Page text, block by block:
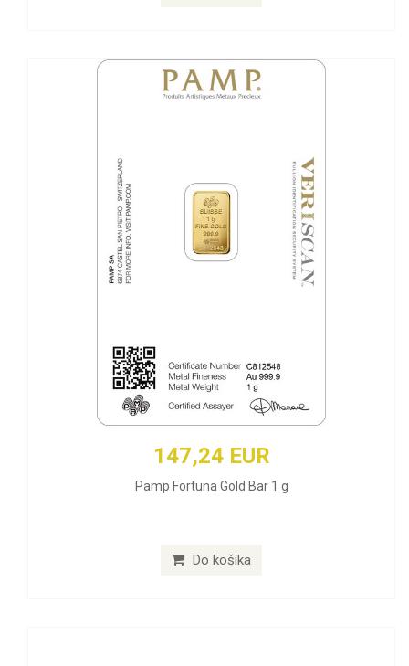
147,24 EUR
Pamp Fortuna Gold Bar 1 g
Do košíka